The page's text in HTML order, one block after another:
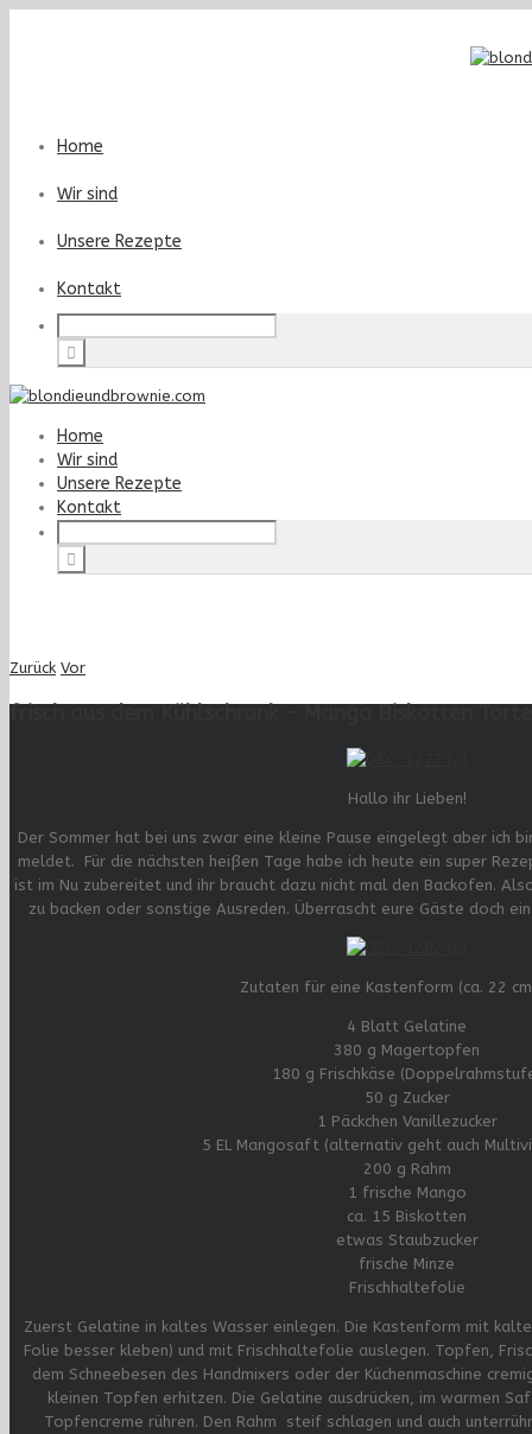
Home
Wir sind
Unsere Rezepte
Kontakt
Home
Wir sind
Unsere Rezepte
Kontakt
Zurück Vor
Hallo ihr Lieben!
Der Sommer hat bei uns zwar eine kleine Pause eingelegt aber ich
meldet. Für die nächsten heißen Tage habe ich heute ein super
ist im Nu zubereitet und ihr braucht dazu nicht mal den Backofen.
zu backen oder sonstige Ausreden. Überrascht eure Gäste doch
Zutaten für eine Kastenform (ca. 22
4 Blatt Gelatine
380 g Magertopfen
180 g Frischkäse
50 g Zucker
1 Päckchen Vanillezucker
5 EL Mangosaft (alternativ geht auch
200 g Rahm
1 frische Mango
ca. 15 Biskotten
etwas Staubzucker
frische Minze
Frischhaltefolie
Zuerst Gelatine in kaltes Wasser einlegen. Die Kastenform mit
Folie besser kleben) und mit Frischhaltefolie auslegen. Topfen,
dem Schneebesen des Handmixers oder der Küchenmaschine
kleinen Topfen erhitzen. Die Gelatine ausdrücken, im warmen
Topfencreme rühren. Den Rahm steif schlagen und auch